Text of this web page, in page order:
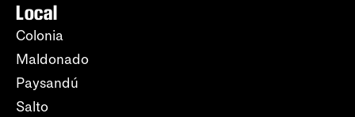
Local
Colonia
Maldonado
Paysandú
Salto